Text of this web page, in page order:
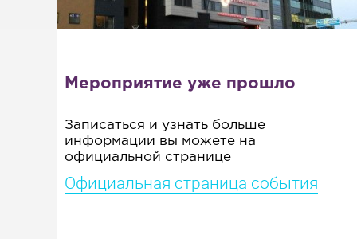
Мероприятие уже прошло
Записаться и узнать больше
информации вы можете на
официальной странице
Официальная страница события